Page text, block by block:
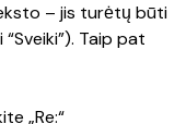
– jis turėtų būti
Taip pat
„Re:“